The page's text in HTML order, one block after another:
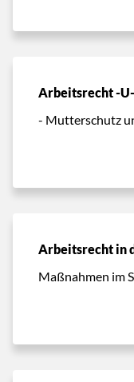
Arbeitsrecht -U-
- Mutterschutz
Arbeitsrecht in
Maßnahmen im